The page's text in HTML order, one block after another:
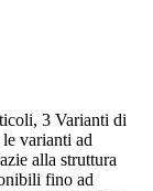
3 Varianti di
varianti ad
alla struttura
fino ad